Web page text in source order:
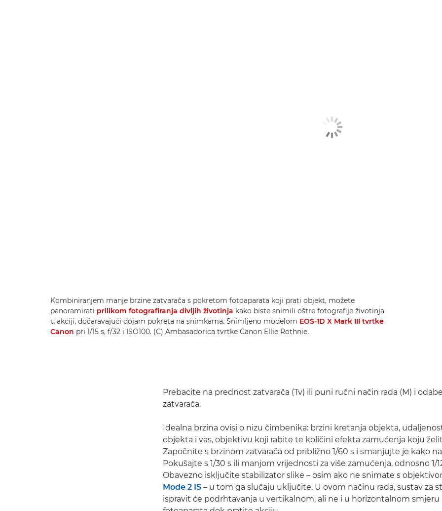
Kombiniranjem manje brzine zatvarača s pokretom fotoaparata koji prati objekt, možete
panoramirati prilikom fotografiranja divljih životinja kako biste snimili oštre fotografije životinja
u akciji, dočaravajući dojam pokreta na snimkama. Snimljeno modelom EOS-1D X Mark III tvrtke
Canon pri 1/15 s, f/32 i ISO100. (C) Ambasadorica tvrtke Canon Ellie Rothnie.
Prebacite na prednost zatvarača (Tv) ili puni ručni način rada (M) i
zatvarača.
Idealna brzina ovisi o nizu čimbenika: brzini kretanja objekta,
objekta i vas, objektivu koji rabite te količini efekta zamućenja koju
Započnite s brzinom zatvarača od približno 1/60 s i smanjujte je kako
Pokušajte s 1/30 s ili manjom vrijednosti za više zamućenja, odnosno 1/
Obavezno isključite stabilizator slike – osim ako ne snimate s
Mode 2 IS – u tom ga slučaju uključite. U ovom načinu rada, sustav za
ispravit će podrhtavanja u vertikalnom, ali ne i u horizontalnom smjeru